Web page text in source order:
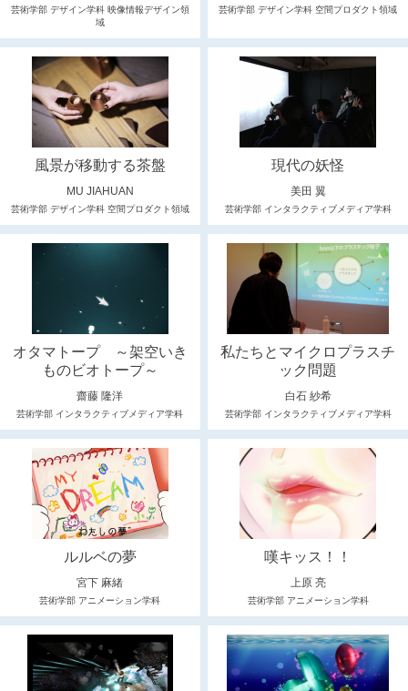
芸術学部 デザイン学科 映像情報デザイン領
域
芸術学部 デザイン学科 空間プロダクト領域
風景が移動する茶盤
MU JIAHUAN
芸術学部 デザイン学科 空間プロダクト領域
現代の妖怪
美田 翼
芸術学部 インタラクティブメディア学科
オタマトープ ～架空いき
ものビオトープ～
齋藤 隆洋
芸術学部 インタラクティブメディア学科
私たちとマイクロプラスチ
ック問題
白石 紗希
芸術学部 インタラクティブメディア学科
ルルベの夢
宮下 麻緒
芸術学部 アニメーション学科
嘆キッス！！
上原 亮
芸術学部 アニメーション学科